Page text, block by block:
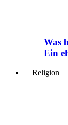
Was
Ein
Religion